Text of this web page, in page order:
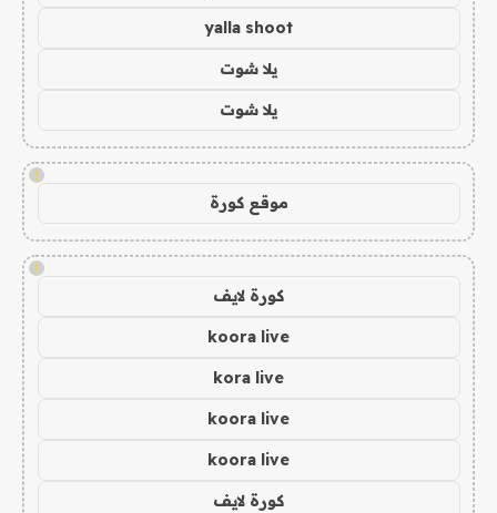
yalla shoot
يلا شوت
يلا شوت
!
موقع كورة
!
كورة لايف
koora live
kora live
koora live
koora live
كورة لايف